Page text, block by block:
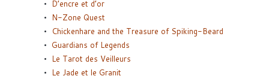
D’encre et d’or
N-Zone Quest
Chickenhare and the Treasure of Spiking-Beard
Guardians of Legends
Le Tarot des Veilleurs
Le Jade et le Granit